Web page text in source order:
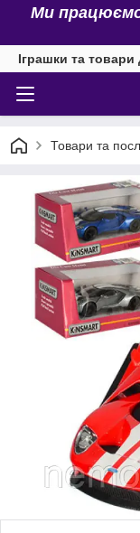
Ми
Іграшки та товари
Товари та